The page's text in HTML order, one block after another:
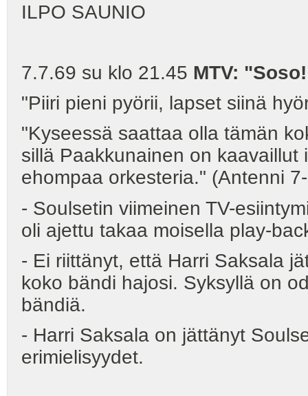
ILPO SAUNIO
7.7.69 su klo 21.45 MTV:
"Piiri pieni pyörii, lapset siinä
"Kyseessä saattaa olla tämän
sillä Paakkunainen on
ehompaa orkesteria." (Antenni
- Soulsetin viimeinen TV-
oli ajettu takaa moisella play-
- Ei riittänyt, että Harri Saksala
koko bändi hajosi. Syksyllä on
bändiä.
- Harri Saksala on jättänyt
erimielisyydet.